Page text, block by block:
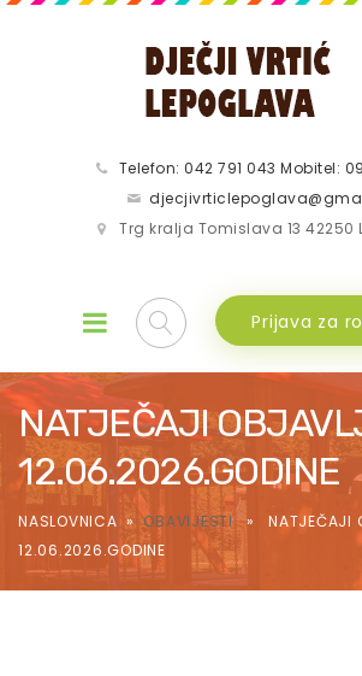
Telefon: 042 791 043 Mobitel:
Trg kralja Tomislava 13 42250
Prijava za
NATJEČAJI
12.06.2026.GODINE
NASLOVNICA»OBAVIJESTI» NATJEČAJI
12.06.2026.GODINE